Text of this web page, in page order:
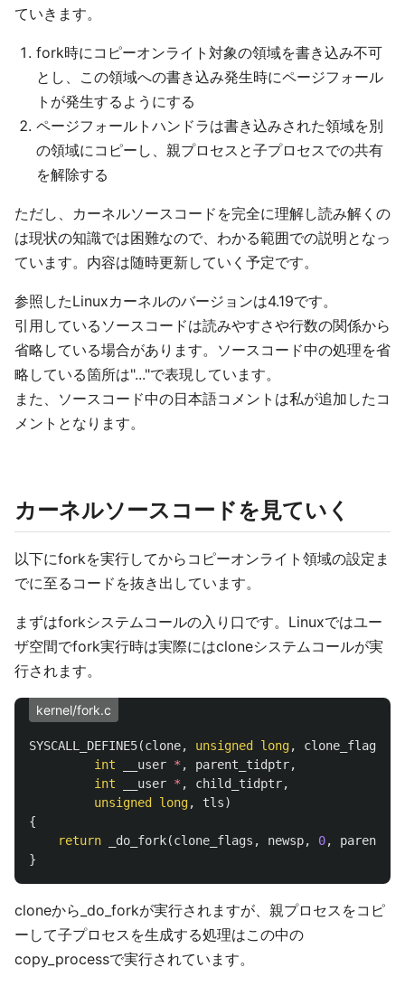
ていきます。
fork時にコピーオンライト対象の領域を書き込み不可
とし、この領域への書き込み発生時にページフォール
トが発生するようにする
ページフォールトハンドラは書き込みされた領域を別
の領域にコピーし、親プロセスと子プロセスでの共有
を解除する
ただし、カーネルソースコードを完全に理解し読み解くの
は現状の知識では困難なので、わかる範囲での説明となっ
ています。内容は随時更新していく予定です。
参照したLinuxカーネルのバージョンは4.19です。
引用しているソースコードは読みやすさや行数の関係から
省略している場合があります。ソースコード中の処理を省
略している箇所は"..."で表現しています。
また、ソースコード中の日本語コメントは私が追加したコ
メントとなります。
カーネルソースコードを見ていく
以下にforkを実行してからコピーオンライト領域の設定ま
でに至るコードを抜き出しています。
まずはforkシステムコールの入り口です。Linuxではユー
ザ空間でfork実行時は実際にはcloneシステムコールが実
行されます。
kernel/fork.c
SYSCALL_DEFINE5(clone, unsigned long, clone_flags
int
__user * , parent_tidptr,
int
__user * , child_tidptr,
unsigned
long, tls)
{
return
_do_fork(clone_flags , newsp, 0,
}
cloneから_do_forkが実行されますが、親プロセスをコピ
ーして子プロセスを生成する処理はこの中の
copy_processで実行されています。